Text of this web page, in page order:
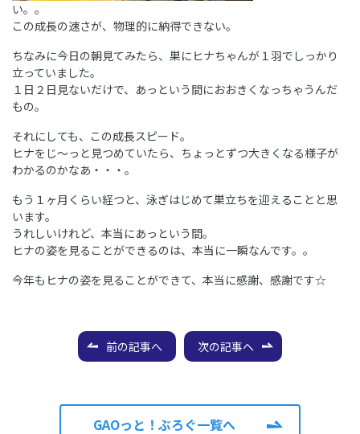
い。。
この成長の速さが、物理的に納得できない。
ちなみに今日の朝見てみたら、巣にヒナちゃんが１羽でしっかり
立っていました。
１日２日見ないだけで、あっという間におおきくなっちゃうんだ
もの。
それにしても、この成長スピード。
ヒナをじ～っと見つめていたら、ちょっとずつ大きくなる様子が
わかるのかなあ・・・。
もう１ヶ月くらい経つと、泳ぎはじめて巣立ちを迎えることと思
います。
うれしいけれど、本当にあっという間。
ヒナの姿を見ることができるのは、本当に一瞬なんです。。
今年もヒナの姿を見ることができて、本当に感謝、感謝です☆
前の記事へ 次の記事へ
GAOっと！ぶろぐ一覧へ